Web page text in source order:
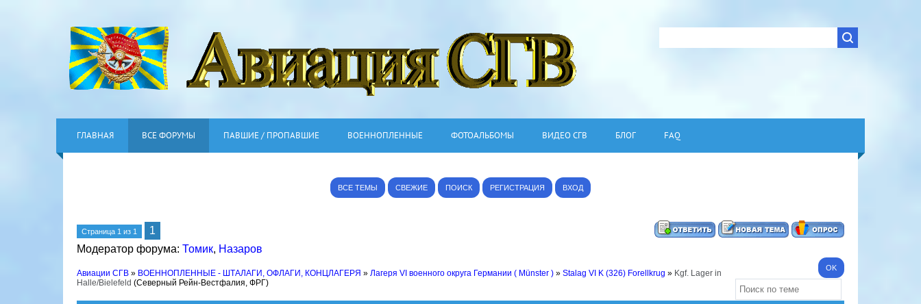
ГЛАВНАЯ ВСЕ ФОРУМЫ ПАВШИЕ / ПРОПАВШИЕ ВОЕННОПЛЕННЫЕ ФОТОАЛЬБОМЫ ВИДЕО СГВ БЛОГ FAQ
ВСЕ ТЕМЫ СВЕЖИЕ ПОИСК РЕГИСТРАЦИЯ ВХОД
Страница 1 из 1
1
Модератор форума: Томик, Назаров
Авиации СГВ » ВОЕННОПЛЕННЫЕ - ШТАЛАГИ, ОФЛАГИ, КОНЦЛАГЕРЯ » Лагеря VI военного округа Германии ( Münster ) » Stalag VI K (326) Forellkrug » Kgf. Lager in
Halle/Bielefeld (Северный Рейн-Вестфалия, ФРГ)